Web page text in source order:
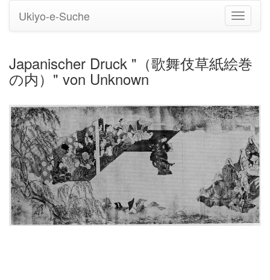
Ukiyo-e-Suche
Japanischer Druck "（歌舞伎草紙絵巻
の内）" von Unknown